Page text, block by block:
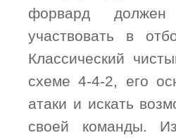
форвард должен
участвовать в
Классический
схеме 4-4-2, его
атаки и искать
своей команды.